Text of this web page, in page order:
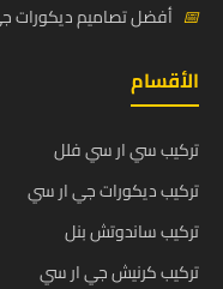
📅 أفضل تصاميم ديكورات
الأقسام
تركيب سي ار سي فلل
تركيب ديكورات جي ار سي
تركيب ساندوتش بنل
تركيب كرنيش جي ار سي